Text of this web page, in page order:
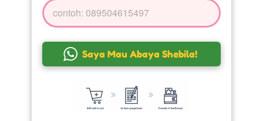
` Saya Mau Abaya Shebila!